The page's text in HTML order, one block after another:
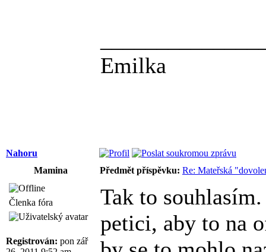
Emilka
Nahoru
Mamina
Předmět příspěvku: Re: Mateřská
Členka fóra
Registrován: pon zář
Tak to
petici, aby to na